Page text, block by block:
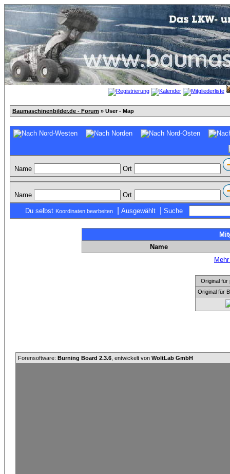
Baumaschinenbilder.de - Forum » User - Map
Name Ort
Name Ort
Du selbst Koordinaten bearbeiten Ausgewählt Suche
Name
Original für
Original für
Forensoftware: Burning Board 2.3.6 , entwickelt von WoltLab GmbH